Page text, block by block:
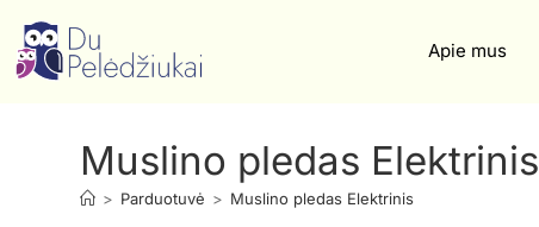
Apie mus
Muslino pledas Elektrinis
> Parduotuvė > Muslino pledas Elektrinis